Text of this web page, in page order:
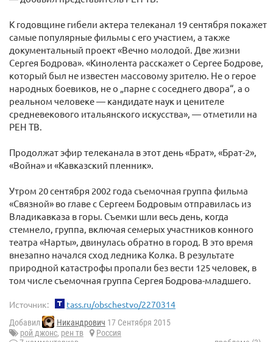
К годовщине гибели актера телеканал 19 сентября покажет
самые популярные фильмы с его участием, а также
документальный проект «Вечно молодой. Две жизни
Сергея Бодрова». «Кинолента расскажет о Сергее Бодрове,
который был не известен массовому зрителю. Не о герое
народных боевиков, не о „парне с соседнего двора“, а о
реальном человеке — кандидате наук и ценителе
средневекового итальянского искусства», — отметили на
РЕН ТВ.
Продолжат эфир телеканала в этот день «Брат», «Брат-2»,
«Война» и «Кавказский пленник».
Утром 20 сентября 2002 года съемочная группа фильма
«Связной» во главе с Сергеем Бодровым отправилась из
Владикавказа в горы. Съемки шли весь день, когда
стемнело, группа, включая семерых участников конного
театра «Нарты», двинулась обратно в город. В это время
внезапно начался сход ледника Колка. В результате
природной катастрофы пропали без вести 125 человек, в
том числе съемочная группа Сергея Бодрова-младшего.
Источник: tass.ru/obschestvo/2270314
Добавил Никандрович 17 Сентября 2015
рой джонс, рен тв
Россия